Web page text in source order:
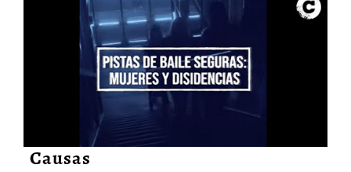
Pistas de baile seguras: mujeres
y disidencias
4/Ene/2022
Causas